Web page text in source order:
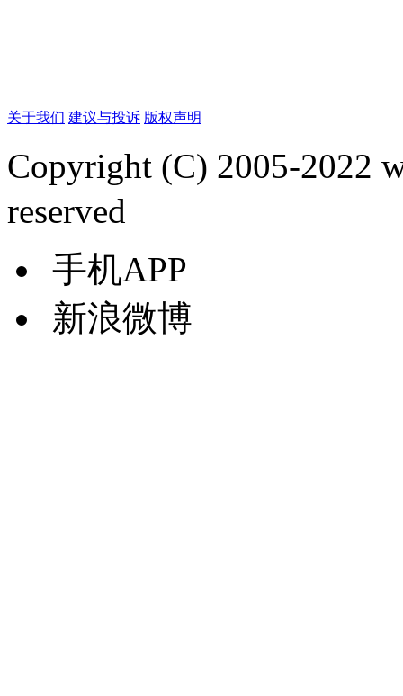
关于我们 建议与投诉 版权声明
Copyright (C) 2005-2022
reserved
手机APP
新浪微博